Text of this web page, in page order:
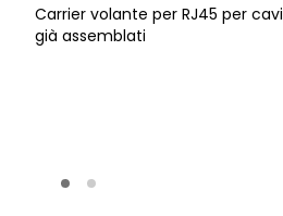
Carrier volante per RJ45 per cavi
già assemblati